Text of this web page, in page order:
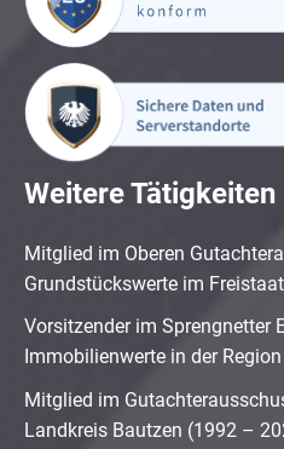
Weitere Tätigkeiten
Mitglied im Oberen
Grundstückswerte im
Vorsitzender im Sprengnetter
Immobilienwerte in der
Mitglied im
Landkreis Bautzen (1992 –